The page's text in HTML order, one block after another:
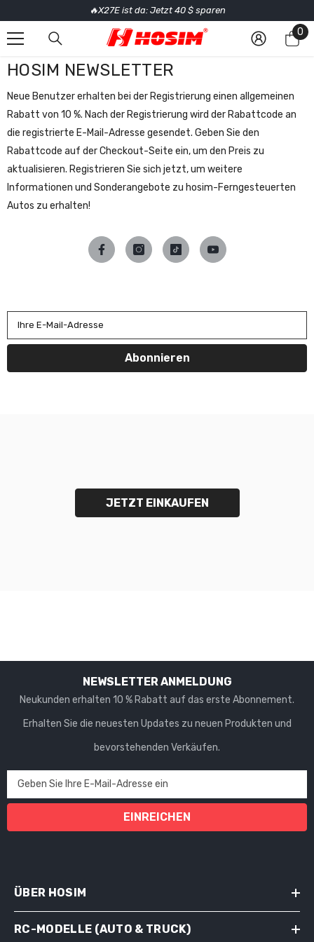
🔥X27E ist da: Jetzt 40 $ sparen
0
0
HOSIM NEWSLETTER
Neue Benutzer erhalten bei der Registrierung einen allgemeinen
Rabatt von 10 %. Nach der Registrierung wird der Rabattcode an
die registrierte E-Mail-Adresse gesendet. Geben Sie den
Rabattcode auf der Checkout-Seite ein, um den Preis zu
aktualisieren. Registrieren Sie sich jetzt, um weitere
Informationen und Sonderangebote zu hosim-Ferngesteuerten
Autos zu erhalten!
Ihre E-Mail-Adresse
Abonnieren
JETZT EINKAUFEN
NEWSLETTER ANMELDUNG
Neukunden erhalten 10 % Rabatt auf das erste Abonnement.
Erhalten Sie die neuesten Updates zu neuen Produkten und
bevorstehenden Verkäufen.
Geben Sie Ihre E-Mail-Adresse ein
EINREICHEN
ÜBER HOSIM
RC-MODELLE (AUTO & TRUCK)